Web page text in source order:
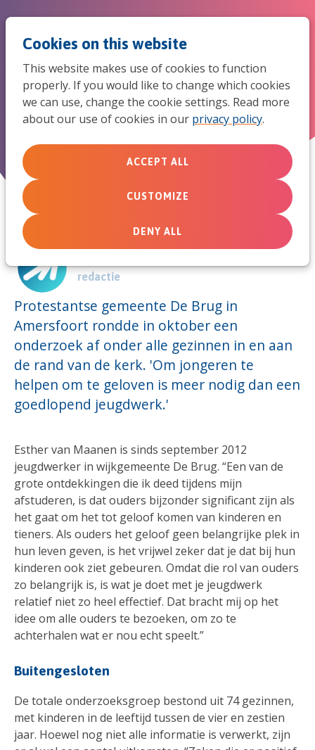
Cookies on this website
This website makes use of cookies to function
properly. If you would like to change which cookies
we can use, change the cookie settings. Read more
about our use of cookies in our privacy policy.
ACCEPT ALL
CUSTOMIZE
DENY ALL
Brugkerk onderzoekt gezinnen
March 24, 2014
redactie
Protestantse gemeente De Brug in
Amersfoort rondde in oktober een
onderzoek af onder alle gezinnen in en aan
de rand van de kerk. 'Om jongeren te
helpen om te geloven is meer nodig dan een
goedlopend jeugdwerk.'
Esther van Maanen is sinds september 2012
jeugdwerker in wijkgemeente De Brug. “Een van de
grote ontdekkingen die ik deed tijdens mijn
afstuderen, is dat ouders bijzonder significant zijn als
het gaat om het tot geloof komen van kinderen en
tieners. Als ouders het geloof geen belangrijke plek in
hun leven geven, is het vrijwel zeker dat je dat bij hun
kinderen ook ziet gebeuren. Omdat die rol van ouders
zo belangrijk is, is wat je doet met je jeugdwerk
relatief niet zo heel effectief. Dat bracht mij op het
idee om alle ouders te bezoeken, om zo te
achterhalen wat er nou echt speelt.”
Buitengesloten
De totale onderzoeksgroep bestond uit 74 gezinnen,
met kinderen in de leeftijd tussen de vier en zestien
jaar. Hoewel nog niet alle informatie is verwerkt, zijn